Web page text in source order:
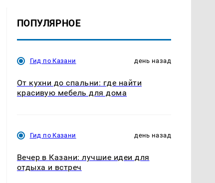
ПОПУЛЯРНОЕ
Гид по Казани день назад
От кухни до спальни: где найти
красивую мебель для дома
Гид по Казани день назад
Вечер в Казани: лучшие идеи для
отдыха и встреч